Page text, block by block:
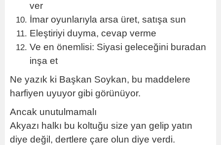
ver
İmar oyunlarıyla arsa üret, satışa sun
Eleştiriyi duyma, cevap verme
Ve en önemlisi: Siyasi geleceğini buradan
inşa et
Ne yazık ki Başkan Soykan, bu maddelere
harfiyen uyuyor gibi görünüyor.
Ancak unutulmamalı
Akyazı halkı bu koltuğu size yan gelip yatın
diye değil, dertlere çare olun diye verdi.